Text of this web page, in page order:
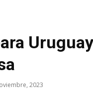
2023